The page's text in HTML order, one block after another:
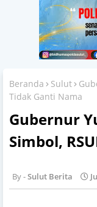
Beranda Sulut
Tidak Ganti Nama
Gubernur
Simbol,
Sulut Berita